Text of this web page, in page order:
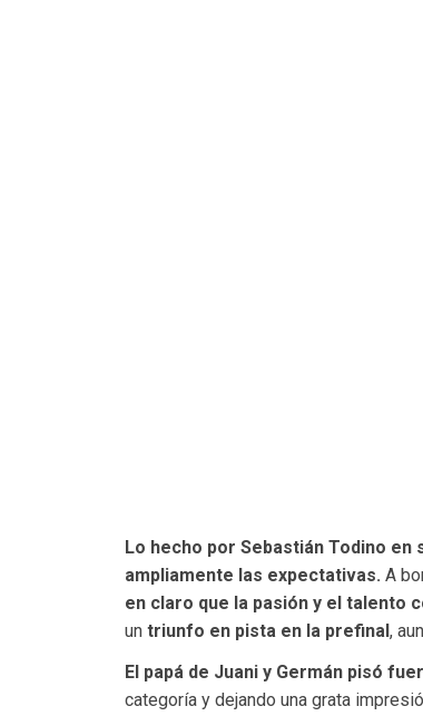
Lo hecho por Sebastián Todino
ampliamente las expectativas. A
en claro que la pasión y el talento
un triunfo en pista en la prefinal,
El papá de Juani y Germán pisó
categoría y dejando una grata